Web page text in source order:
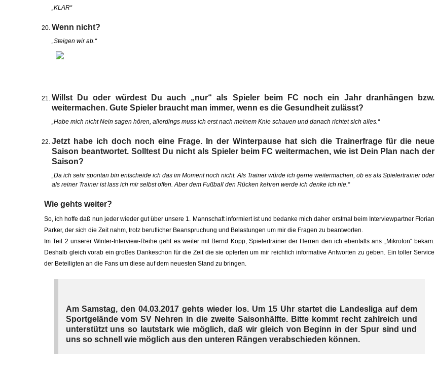
„KLAR“
Wenn nicht?
„Steigen wir ab.“
Willst Du oder würdest Du auch „nur“ als Spieler beim FC noch ein Jahr dranhängen bzw.
weitermachen. Gute Spieler braucht man immer, wenn es die Gesundheit zulässt?
„Habe mich nicht Nein sagen hören, allerdings muss ich erst nach meinem Knie schauen und danach richtet sich alles.“
Jetzt habe ich doch noch eine Frage. In der Winterpause hat sich die Trainerfrage für die neue
Saison beantwortet. Solltest Du nicht als Spieler beim FC weitermachen, wie ist Dein Plan nach der
Saison?
„Da ich sehr spontan bin entscheide ich das im Moment noch nicht. Als Trainer würde ich gerne weitermachen, ob es als Spielertrainer oder
als reiner Trainer ist lass ich mir selbst offen. Aber dem Fußball den Rücken kehren werde ich denke ich nie.“
Wie gehts weiter?
So, ich hoffe daß nun jeder wieder gut über unsere 1. Mannschaft informiert ist und bedanke mich daher erstmal beim Interviewpartner Florian
Parker, der sich die Zeit nahm, trotz beruflicher Beanspruchung und Belastungen um mir die Fragen zu beantworten.
Im Teil 2 unserer Winter-Interview-Reihe geht es weiter mit Bernd Kopp, Spielertrainer der Herren den ich ebenfalls ans „Mikrofon“ bekam.
Deshalb gleich vorab ein großes Dankeschön für die Zeit die sie opferten um mir reichlich informative Antworten zu geben. Ein toller Service
der Beteiligten an die Fans um diese auf dem neuesten Stand zu bringen.
Am Samstag, den 04.03.2017 gehts wieder los. Um 15 Uhr startet die Landesliga auf dem
Sportgelände vom SV Nehren in die zweite Saisonhälfte. Bitte kommt recht zahlreich und
unterstützt uns so lautstark wie möglich, daß wir gleich von Beginn in der Spur sind und
uns so schnell wie möglich aus den unteren Rängen verabschieden können.